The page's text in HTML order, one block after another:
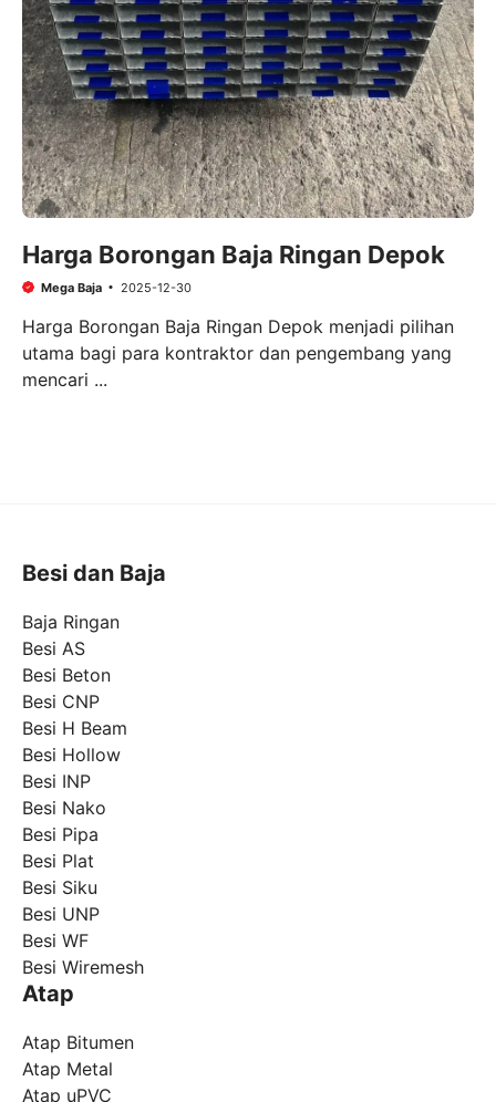
Harga Borongan Baja Ringan Depok
Mega Baja 2025-12-30
Harga Borongan Baja Ringan Depok menjadi pilihan
utama bagi para kontraktor dan pengembang yang
mencari ...
Besi dan Baja
Baja Ringan
Besi AS
Besi Beton
Besi CNP
Besi H Beam
Besi Hollow
Besi INP
Besi Nako
Besi Pipa
Besi Plat
Besi Siku
Besi UNP
Besi WF
Besi Wiremesh
Atap
Atap Bitumen
Atap Metal
Atap uPVC